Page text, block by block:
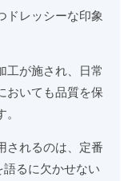
ドレッシーな印象
工が施され、日常
おいても品質を保
されるのは、定番
るに欠かせない